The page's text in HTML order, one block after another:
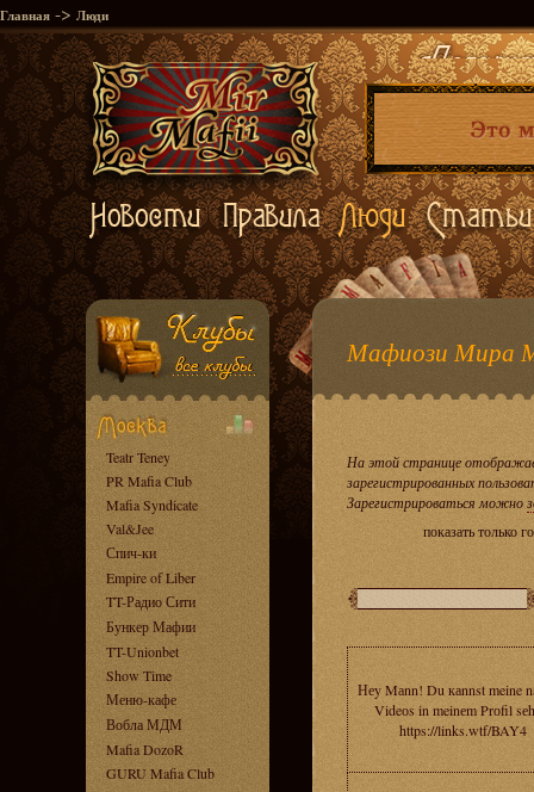
Главная -> Люди
Teatr Teney
PR Mafia Club
Mafia Syndicate
Val&Jee
Спич-ки
Empire of Liber
TT-Радио Сити
Бункер Мафии
TT-Unionbet
Show Time
Меню-кафе
Вобла МДМ
Mafia DozoR
GURU Mafia Club
Мафиози Мира
На этой странице
зарегистрированных
Зарегистрироваться можно
показать только
Неy Mаnn! Du каnnst meine
Videоs in meinеm Prоfil
https://links.wtf/BAY4